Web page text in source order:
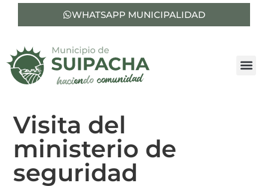
WHATSAPP MUNICIPALIDAD
Visita del
ministerio de
seguridad